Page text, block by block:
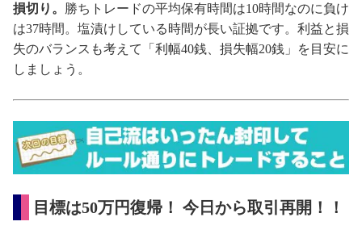
損切り。 勝ちトレードの平均保有時間は10時間なのに負け
は37時間。塩漬けしている時間が長い証拠です。利益と損
失のバランスも考えて「利幅40銭、損失幅20銭」を目安に
しましょう。
目標は50万円復帰！ 今日から取引再開！！